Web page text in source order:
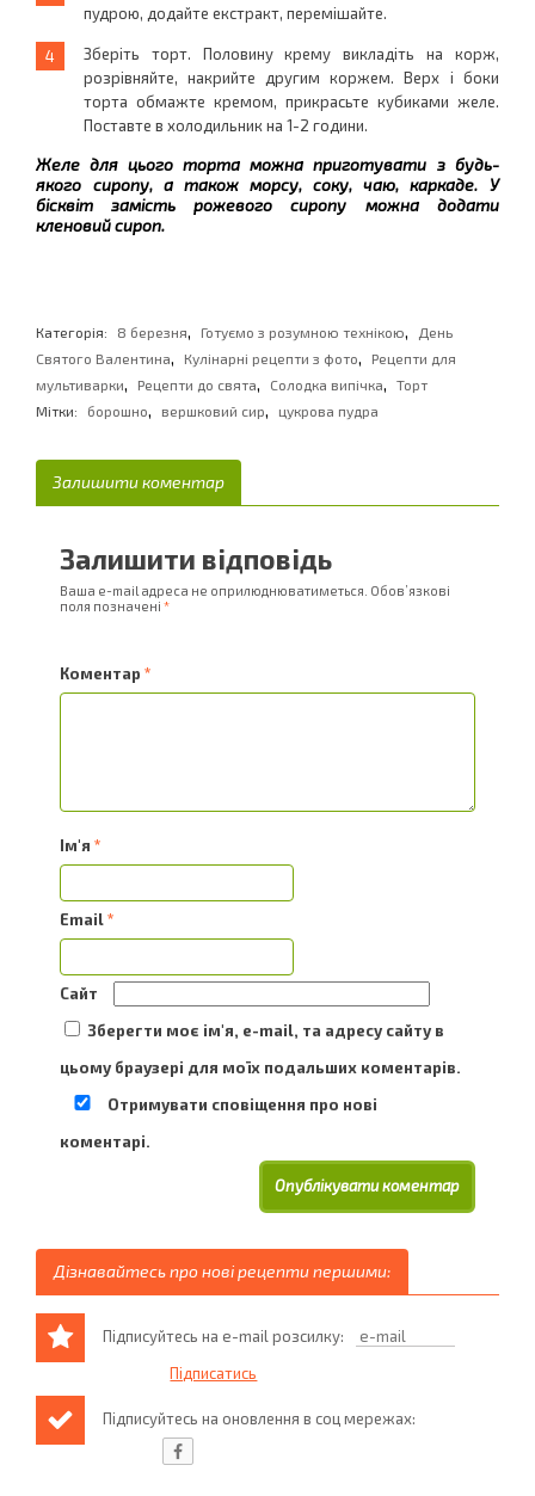
пудрою, додайте екстракт, перемішайте.
Зберіть торт. Половину крему викладіть на корж,
розрівняйте, накрийте другим коржем. Верх і боки
торта обмажте кремом, прикрасьте кубиками желе.
Поставте в холодильник на 1-2 години.
Желе для цього торта можна приготувати з будь-
якого сиропу, а також морсу, соку, чаю, каркаде. У
бісквіт замість рожевого сиропу можна додати
кленовий сироп.
Категорія: 8 березня, Готуємо з розумною технікою,
День
Святого Валентина, Кулінарні рецепти з фото,
Рецепти для
мультиварки, Рецепти до свята, Солодка випічка,
Торт
Мітки:
борошно, вершковий сир, цукрова пудра
Залишити коментар
Залишити відповідь
Ваша e-mail адреса не оприлюднюватиметься. Обов’язкові
поля позначені *
Коментар *
Ім'я *
Email*
Сайт
Зберегти моє ім'я, e-mail, та адресу сайту в
цьому браузері для моїх подальших коментарів.
Отримувати сповіщення про нові
коментарі.
Дізнавайтесь про нові рецепти першими:
Підписуйтесь на e-mail розсилку:
Підписуйтесь на оновлення в соц мережах: